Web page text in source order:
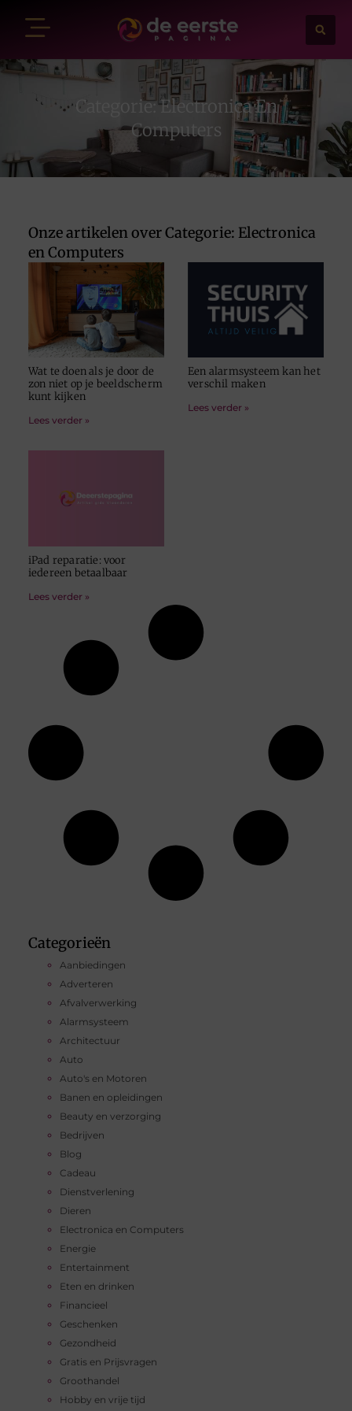
Categorie: Electronica En
Computers
Categorieën
Aanbiedingen
Adverteren
Afvalverwerking
Alarmsysteem
Architectuur
Auto
Auto's en Motoren
Banen en opleidingen
Beauty en verzorging
Bedrijven
Blog
Cadeau
Dienstverlening
Dieren
Electronica en Computers
Energie
Entertainment
Eten en drinken
Financieel
Geschenken
Gezondheid
Gratis en Prijsvragen
Groothandel
Hobby en vrije tijd
Onze artikelen over Categorie: Electronica
en Computers
Wat te doen als je door de
zon niet op je beeldscherm
kunt kijken
Lees verder »
Een alarmsysteem kan het
verschil maken
Lees verder »
iPad reparatie: voor
iedereen betaalbaar
Lees verder »